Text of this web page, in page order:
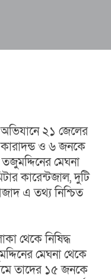
২১ জেলের
ও ৬ জনকে
মেঘনা
কারেন্টজাল, দুটি
এ তথ্য নিশ্চিত
থেকে নিষিদ্ধ
মেঘনা থেকে
তাদের ১৫ জনকে